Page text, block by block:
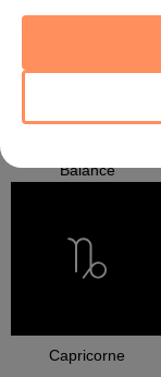
Balance
Capricorne